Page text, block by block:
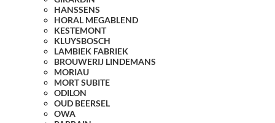
HANSSENS
HORAL MEGABLEND
KESTEMONT
KLUYSBOSCH
LAMBIEK FABRIEK
BROUWERIJ LINDEMANS
MORIAU
MORT SUBITE
ODILON
OUD BEERSEL
OWA